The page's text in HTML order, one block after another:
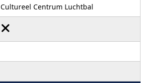
Cultureel Centrum Luchtbal